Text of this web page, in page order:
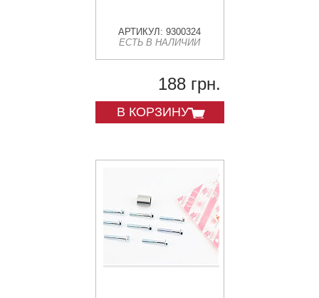
АРТИКУЛ: 9300324
ЕСТЬ В НАЛИЧИИ
188 грн.
В КОРЗИНУ